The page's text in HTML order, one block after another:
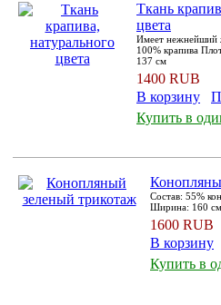
Ткань
цвета
Имеет нежнейший
100% крапива
137 см
1400 RUB
В корзину
Купить в
Состав: 55%
Ширина: 160
1600 RUB
В корзину
Купить в